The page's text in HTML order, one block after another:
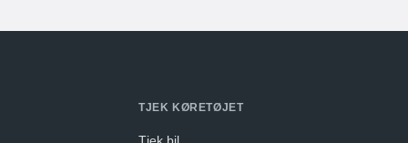
TJEK KØRETØJET